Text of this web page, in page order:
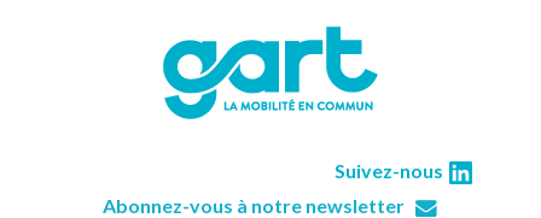
Suivez-nous
Abonnez-vous à notre newsletter